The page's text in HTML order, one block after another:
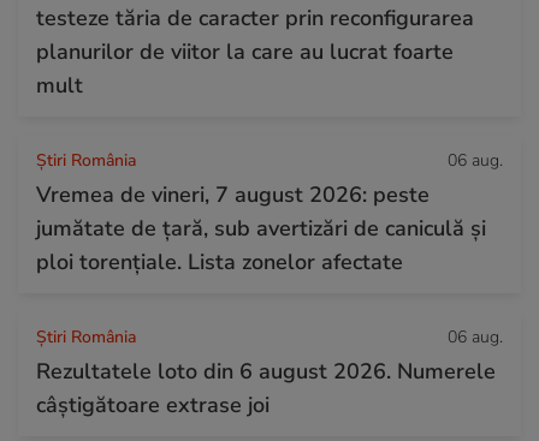
testeze tăria de caracter prin reconfigurarea
planurilor de viitor la care au lucrat foarte
mult
Știri România 06 aug.
Vremea de vineri, 7 august 2026: peste
jumătate de țară, sub avertizări de caniculă și
ploi torențiale. Lista zonelor afectate
Știri România 06 aug.
Rezultatele loto din 6 august 2026. Numerele
câștigătoare extrase joi